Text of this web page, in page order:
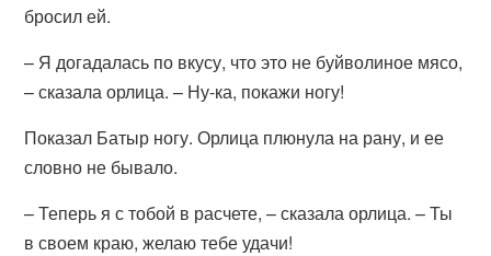
бросил ей.
– Я догадалась по вкусу, что это не буйволиное мясо,
– сказала орлица. – Ну-ка, покажи ногу!
Показал Батыр ногу. Орлица плюнула на рану, и ее
словно не бывало.
– Теперь я с тобой в расчете, – сказала орлица. – Ты
в своем краю, желаю тебе удачи!